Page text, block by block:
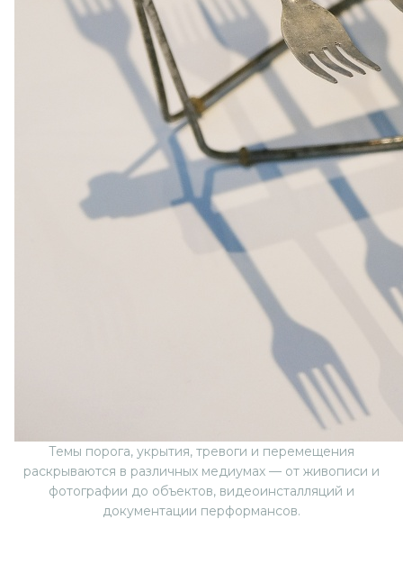
Темы порога, укрытия, тревоги и перемещения
раскрываются в различных медиумах — от живописи и
фотографии до объектов, видеоинсталляций и
документации перформансов.